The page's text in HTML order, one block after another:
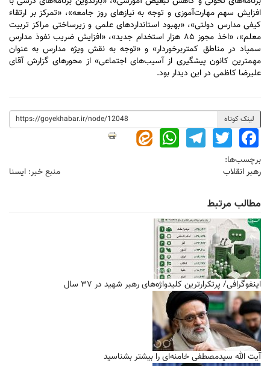
افزایش سهم مهارت‌آموزی و توجه به نیاز‌های روز جامعه»، «تمرکز بر ارتقاء
کیفی مدارس دولتی»، «بهبود استاندارد‌های علمی و زیرساختی مراکز تربیت
معلم»، «اخذ مجوز ۸۵ هزار استخدام جدید»، «افزایش ضریب نفوذ مدارس
سمپاد در مناطق کمتربرخوردار» و «توجه به نقش ویژه مدارس به عنوان
مهمترین کانون پیشگیری از آسیب‌های اجتماعی» از محور‌های گزارش آقای
علیرضا کاظمی در این دیدار بود.
لینک کوتاه
Facebook
Twitter
Telegram
WhatsApp
برچسب‌ها:
رهبر انقلاب
منبع خبر: ایسنا
مطالب مرتبط
اینفوگرافی/ پرتکرارترین کلیدواژه‌های رهبر شهید در ۳۷ سال
آیت الله سیدمصطفی خامنه‌ای را بیشتر بشناسید